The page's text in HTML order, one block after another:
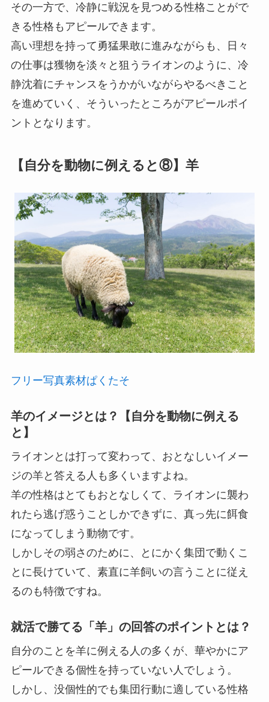
その一方で、冷静に戦況を見つめる性格ことがで
きる性格もアピールできます。
高い理想を持って勇猛果敢に進みながらも、日々
の仕事は獲物を淡々と狙うライオンのように、冷
静沈着にチャンスをうかがいながらやるべきこと
を進めていく、そういったところがアピールポイ
ントとなります。
【自分を動物に例えると⑧】羊
フリー写真素材ぱくたそ
羊のイメージとは？【自分を動物に例える
と】
ライオンとは打って変わって、おとなしいイメー
ジの羊と答える人も多くいますよね。
羊の性格はとてもおとなしくて、ライオンに襲わ
れたら逃げ惑うことしかできずに、真っ先に餌食
になってしまう動物です。
しかしその弱さのために、とにかく集団で動くこ
とに長けていて、素直に羊飼いの言うことに従え
るのも特徴ですね。
就活で勝てる「羊」の回答のポイントとは？
自分のことを羊に例える人の多くが、華やかにア
ピールできる個性を持っていない人でしょう。
しかし、没個性的でも集団行動に適している性格